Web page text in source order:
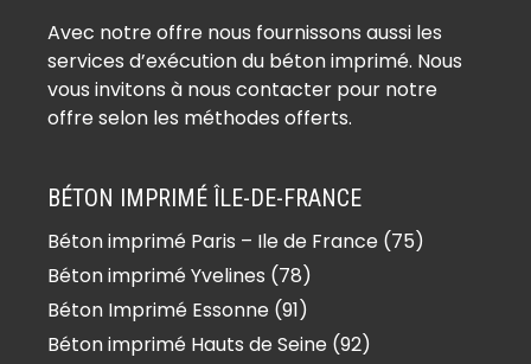
Béton imprimé Auteuil (78770)
Béton imprimé Autouillet (78770)
Béton imprimé Bailly (78870)
Béton imprimé Bazemont (78580)
Béton imprimé Bazoches-sur-
Guyonne (78490)
Béton imprimé Béhoust (78910)
Béton imprimé Bennecourt (78270)
Béton imprimé Beynes (78650)
Avec notre offre nous fournissons aussi les
services d’exécution du béton imprimé. Nous
vous invitons à nous contacter pour notre
offre selon les méthodes offerts.
BÉTON IMPRIMÉ ÎLE-DE-FRANCE
Béton imprimé Paris – Ile de France (75)
Béton imprimé Yvelines (78)
Béton Imprimé Essonne (91)
Béton imprimé Hauts de Seine (92)